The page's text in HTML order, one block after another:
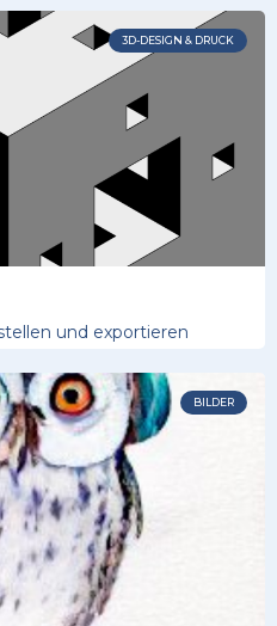
3D-DESIGN & DRUCK
und exportieren
BILDER